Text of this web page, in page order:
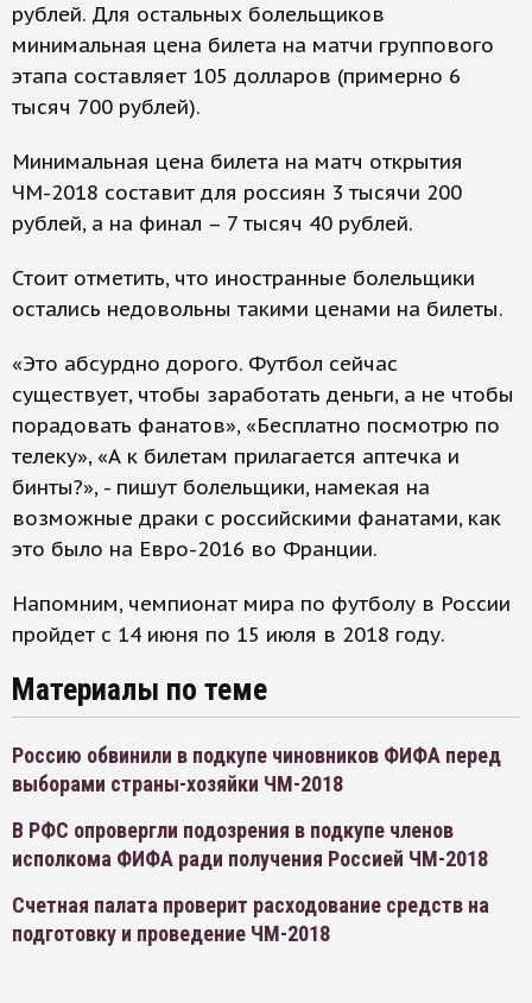
рублей. Для остальных болельщиков
минимальная цена билета на матчи группового
этапа составляет 105 долларов (примерно 6
тысяч 700 рублей).
Минимальная цена билета на матч открытия
ЧМ-2018 составит для россиян 3 тысячи 200
рублей, а на финал – 7 тысяч 40 рублей.
Стоит отметить, что иностранные болельщики
остались недовольны такими ценами на билеты.
«Это абсурдно дорого. Футбол сейчас
существует, чтобы заработать деньги, а не чтобы
порадовать фанатов», «Бесплатно посмотрю по
телеку», «А к билетам прилагается аптечка и
бинты?», - пишут болельщики, намекая на
возможные драки с российскими фанатами, как
это было на Евро-2016 во Франции.
Напомним, чемпионат мира по футболу в России
пройдет с 14 июня по 15 июля в 2018 году.
Материалы по теме
Россию обвинили в подкупе чиновников ФИФА перед
выборами страны-хозяйки ЧМ-2018
В РФС опровергли подозрения в подкупе членов
исполкома ФИФА ради получения Россией ЧМ-2018
Счетная палата проверит расходование средств на
подготовку и проведение ЧМ-2018